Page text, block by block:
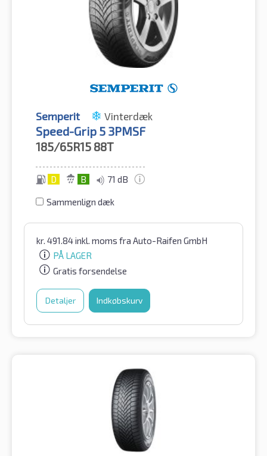
Semperit Vinterdæk
Speed-Grip 5 3PMSF
185/65R15 88T
D B 71 dB
Sammenlign dæk
kr. 491.84inkl. moms fra Auto-Raifen GmbH
PÅ LAGER
Gratis forsendelse
Detaljer Indkøbskurv